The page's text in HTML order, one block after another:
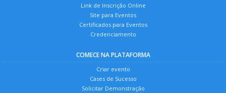
Link de Inscrição Online
Site para Eventos
Certificados para Eventos
Credenciamento
COMECE NA PLATAFORMA
Criar evento
Cases de Sucesso
Solicitar Demonstração